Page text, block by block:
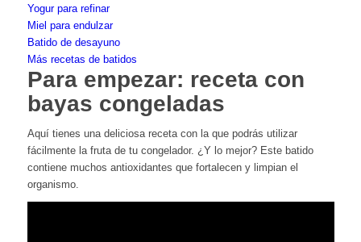
Yogur para refinar
Miel para endulzar
Batido de desayuno
Más recetas de batidos
Para empezar: receta con
bayas congeladas
Aquí tienes una deliciosa receta con la que podrás utilizar
fácilmente la fruta de tu congelador. ¿Y lo mejor? Este batido
contiene muchos antioxidantes que fortalecen y limpian el
organismo.